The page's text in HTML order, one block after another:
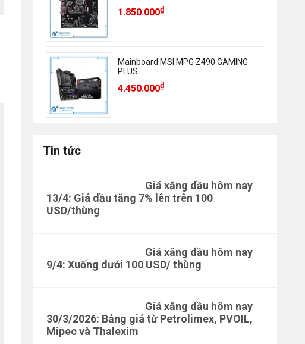
1.850.000₫
Mainboard MSI MPG Z490 GAMING
PLUS
4.450.000₫
Tin tức
Giá xăng dầu hôm nay
13/4: Giá dầu tăng 7% lên trên 100
USD/thùng
Giá xăng dầu hôm nay
9/4: Xuống dưới 100 USD/ thùng
Giá xăng dầu hôm nay
30/3/2026: Bảng giá từ Petrolimex, PVOIL,
Mipec và Thalexim